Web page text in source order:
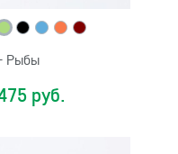
Рыбы
руб.